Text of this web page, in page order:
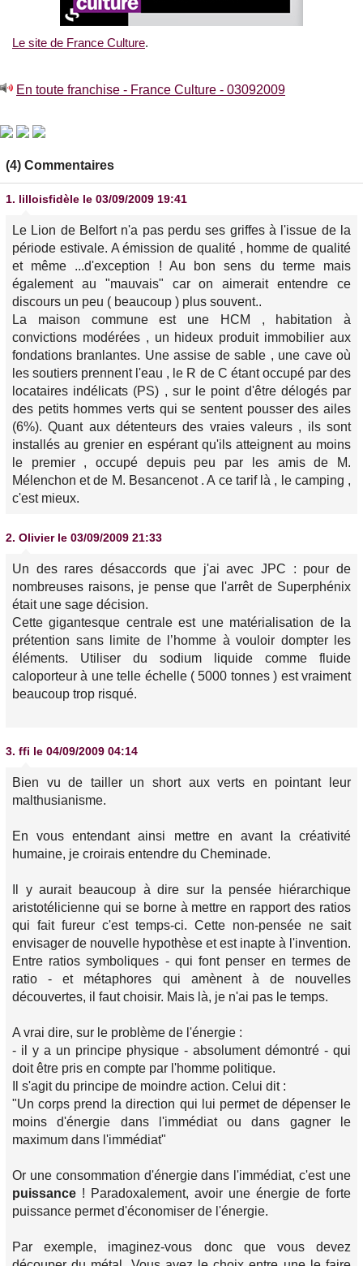
Le site de France Culture.
En toute franchise - France Culture - 03092009
(4) Commentaires
1. lilloisfidèle le 03/09/2009 19:41
Le Lion de Belfort n'a pas perdu ses griffes à l'issue de la
période estivale. A émission de qualité , homme de qualité
et même ...d'exception ! Au bon sens du terme mais
également au "mauvais" car on aimerait entendre ce
discours un peu ( beaucoup ) plus souvent..
La maison commune est une HCM , habitation à
convictions modérées , un hideux produit immobilier aux
fondations branlantes. Une assise de sable , une cave où
les soutiers prennent l'eau , le R de C étant occupé par des
locataires indélicats (PS) , sur le point d'être délogés par
des petits hommes verts qui se sentent pousser des ailes
(6%). Quant aux détenteurs des vraies valeurs , ils sont
installés au grenier en espérant qu'ils atteignent au moins
le premier , occupé depuis peu par les amis de M.
Mélenchon et de M. Besancenot . A ce tarif là , le camping ,
c'est mieux.
2. Olivier le 03/09/2009 21:33
Un des rares désaccords que j'ai avec JPC : pour de
nombreuses raisons, je pense que l'arrêt de Superphénix
était une sage décision.
Cette gigantesque centrale est une matérialisation de la
prétention sans limite de l’homme à vouloir dompter les
éléments. Utiliser du sodium liquide comme fluide
caloporteur à une telle échelle ( 5000 tonnes ) est vraiment
beaucoup trop risqué.
3. ffi le 04/09/2009 04:14
Bien vu de tailler un short aux verts en pointant leur
malthusianisme.
En vous entendant ainsi mettre en avant la créativité
humaine, je croirais entendre du Cheminade.
Il y aurait beaucoup à dire sur la pensée hiérarchique
aristotélicienne qui se borne à mettre en rapport des ratios
qui fait fureur c'est temps-ci. Cette non-pensée ne sait
envisager de nouvelle hypothèse et est inapte à l'invention.
Entre ratios symboliques - qui font penser en termes de
ratio - et métaphores qui amènent à de nouvelles
découvertes, il faut choisir. Mais là, je n'ai pas le temps.
A vrai dire, sur le problème de l'énergie :
- il y a un principe physique - absolument démontré - qui
doit être pris en compte par l'homme politique.
Il s'agit du principe de moindre action. Celui dit :
"Un corps prend la direction qui lui permet de dépenser le
moins d'énergie dans l'immédiat ou dans gagner le
maximum dans l'immédiat"
Or une consommation d'énergie dans l'immédiat, c'est une
puissance ! Paradoxalement, avoir une énergie de forte
puissance permet d'économiser de l'énergie.
Par exemple, imaginez-vous donc que vous devez